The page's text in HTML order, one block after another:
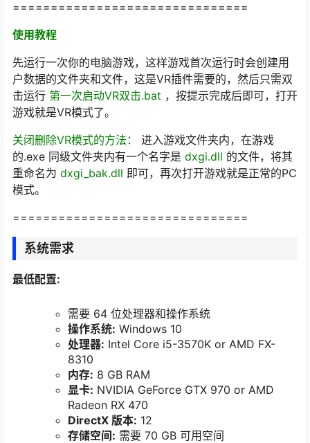
===============================
使用教程
先运行一次你的电脑游戏，这样游戏首次运行时会创建用
户数据的文件夹和文件，这是VR插件需要的，然后只需双
击运行 第一次启动VR双击.bat ，按提示完成后即可，打开
游戏就是VR模式了。
关闭删除VR模式的方法： 进入游戏文件夹内，在游戏
的.exe 同级文件夹内有一个名字是 dxgi.dll 的文件，将其
重命名为 dxgi_bak.dll 即可，再次打开游戏就是正常的PC
模式。
===============================
系统需求
最低配置:
需要 64 位处理器和操作系统
操作系统: Windows 10
处理器: Intel Core i5-3570K or AMD FX-
8310
内存: 8 GB RAM
显卡: NVIDIA GeForce GTX 970 or AMD
Radeon RX 470
DirectX 版本: 12
存储空间: 需要 70 GB 可用空间